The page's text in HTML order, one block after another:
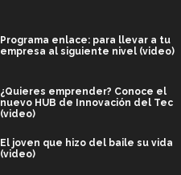
Programa enlace: para llevar a tu
empresa al siguiente nivel (video)
¿Quieres emprender? Conoce el
nuevo HUB de Innovación del Tec
(video)
El joven que hizo del baile su vida
(video)